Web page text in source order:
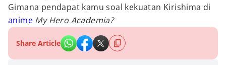
Gimana pendapat kamu soal kekuatan Kirishima di
anime My Hero Academia?
Share Article